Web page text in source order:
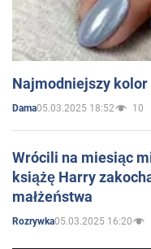
Najmodniejszy
Dama05.03.2025 18:52 10
Wrócili na miesiąc
książę Harry
małżeństwa
Rozrywka05.03.2025 16:20